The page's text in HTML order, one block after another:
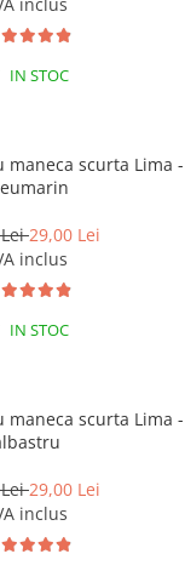
IN STOC
maneca scurta Lima -
Lei29,00 Lei
inclus
IN STOC
maneca scurta Lima -
Lei29,00 Lei
inclus